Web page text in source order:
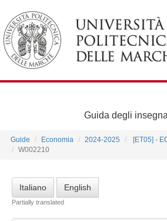
Guida degli
Guide Economia 2024-2025
[ET05] -
W002210
Italiano English
Partially translated